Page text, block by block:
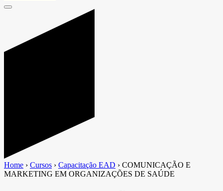
Home › Cursos › Capacitação EAD › COMUNICAÇÃO E
MARKETING EM ORGANIZAÇÕES DE SAÚDE